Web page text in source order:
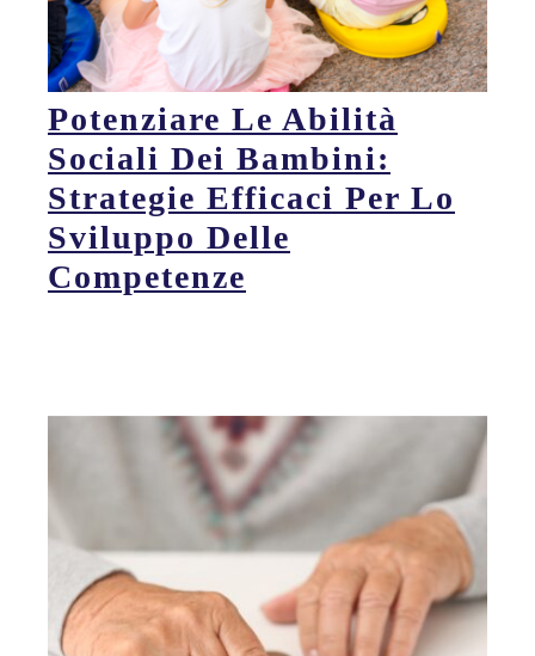
Potenziare Le Abilità
Sociali Dei Bambini:
Strategie Efficaci Per Lo
Sviluppo Delle
Competenze